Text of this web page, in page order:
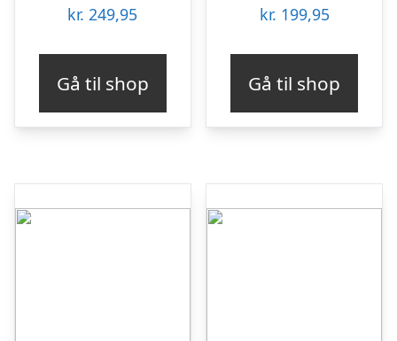
kr. 249,95
Gå til shop
kr. 199,95
Gå til shop